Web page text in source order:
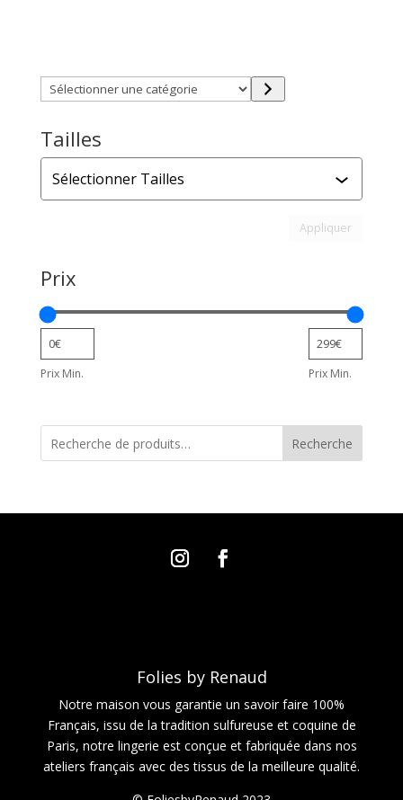
Sélectionner
une
Tailles
Appliquer
Prix
Prix Min. Prix Min.
Recherche
Folies by Renaud
Notre maison vous garantie un savoir faire 100%
Français, issu de la tradition sulfureuse et coquine de
Paris, notre lingerie est conçue et fabriquée dans nos
ateliers français avec des tissus de la meilleure qualité.